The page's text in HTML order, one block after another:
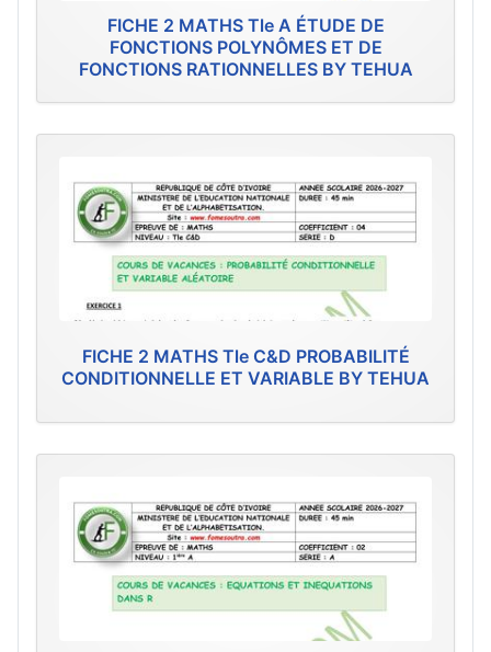
FICHE 2 MATHS Tle A ÉTUDE DE
FONCTIONS POLYNÔMES ET DE
FONCTIONS RATIONNELLES BY TEHUA
FICHE 2 MATHS Tle C&D PROBABILITÉ
CONDITIONNELLE ET VARIABLE BY TEHUA